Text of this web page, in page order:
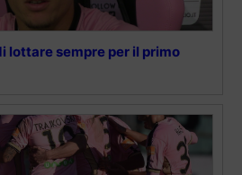
lottare sempre per il primo